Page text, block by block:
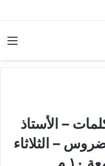
– الأستاذ
– الثلاثاء